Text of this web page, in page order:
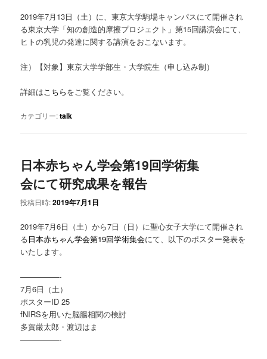
2019年7月13日（土）に、東京大学駒場キャンパスにて開催され
る東京大学「知の創造的摩擦プロジェクト」第15回講演会にて、
ヒトの乳児の発達に関する講演をおこないます。
注）【対象】東京大学学部生・大学院生（申し込み制）
詳細はこちらをご覧ください。
カテゴリー:talk
日本赤ちゃん学会第19回学術集
会にて研究成果を報告
投稿日時:2019年7月1日
2019年7月6日（土）から7日（日）に聖心女子大学にて開催され
る日本赤ちゃん学会第19回学術集会にて、以下のポスター発表を
いたします。
—————-
7月6日（土）
ポスターID 25
fNIRSを用いた脳腸相関の検討
多賀厳太郎・渡辺はま
—————-